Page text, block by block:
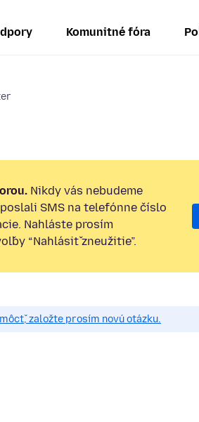
Komunitné fóra
Nikdy vás nebudeme
SMS na telefónne číslo
Nahláste prosím
“Nahlásiť zneužitie”.
založte prosím novú otázku.